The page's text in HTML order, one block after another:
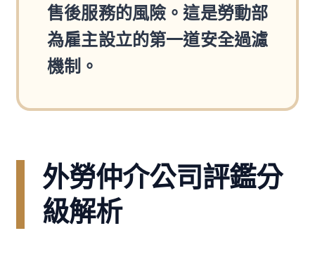
售後服務的風險。這是勞動部
為雇主設立的第一道安全過濾
機制。
外勞仲介公司評鑑分
級解析